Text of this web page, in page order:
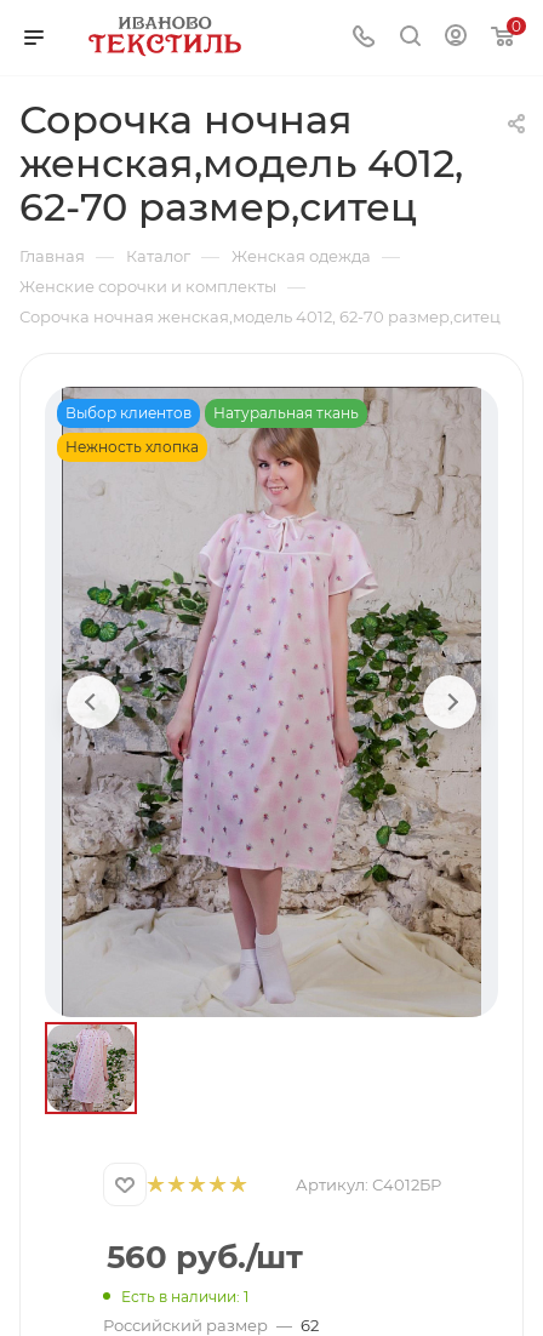
0
Сорочка ночная
женская,модель 4012,
62-70 размер,ситец
Главная — Каталог — Женская одежда —
Женские сорочки и комплекты —
Сорочка ночная женская,модель 4012, 62-70 размер,ситец
Выбор клиентов
Натуральная ткань
Нежность хлопка
Артикул: С4012БР
560 руб./шт
Есть в наличии: 1
Российский размер — 62